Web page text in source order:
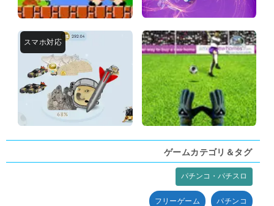
ゲームカテゴリ＆タグ
パチンコ・パチスロ
フリーゲーム パチンコ